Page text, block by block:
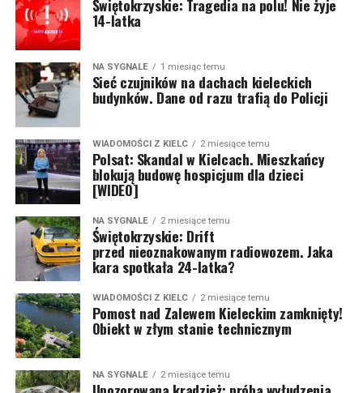
Świętokrzyskie: Tragedia na polu! Nie żyje
14-latka
NA SYGNALE 1 miesiąc temu
Sieć czujników na dachach kieleckich
budynków. Dane od razu trafią do Policji
WIADOMOŚCI Z KIELC 2 miesiące temu
Polsat: Skandal w Kielcach. Mieszkańcy
blokują budowę hospicjum dla dzieci
[WIDEO]
NA SYGNALE 2 miesiące temu
Świętokrzyskie: Drift
przed nieoznakowanym radiowozem. Jaka
kara spotkała 24-latka?
WIADOMOŚCI Z KIELC 2 miesiące temu
Pomost nad Zalewem Kieleckim zamknięty!
Obiekt w złym stanie technicznym
NA SYGNALE 2 miesiące temu